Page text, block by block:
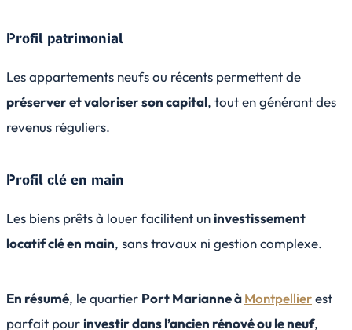
Profil patrimonial
Les appartements neufs ou récents permettent de
préserver et valoriser son capital, tout en générant des
revenus réguliers.
Profil clé en main
Les biens prêts à louer facilitent uninvestissement
locatif clé en main, sans travaux ni gestion complexe.
En résumé, le quartier Port Marianne àMontpellierest
parfait pourinvestir dans l’ancien rénové ou le neuf,